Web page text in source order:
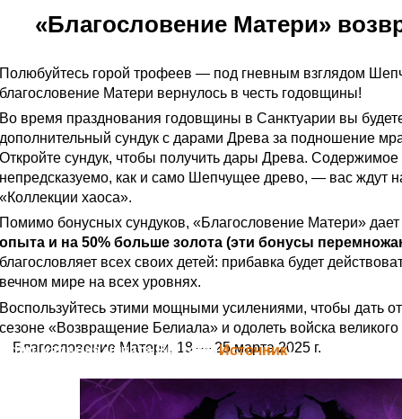
«Благословение Матери»
Полюбуйтесь горой трофеев — под гневным взглядом
благословение Матери вернулось в честь годовщины!
Во время празднования годовщины в Санктуарии вы
дополнительный сундук с дарами Древа за подношение
Откройте сундук, чтобы получить дары Древа. Содержимое
непредсказуемо, как и само Шепчущее древо, — вас ждут
«Коллекции хаоса».
Помимо бонусных сундуков, «Благословение Матери» дает
опыта и на 50% больше золота (эти бонусы
благословляет всех своих детей: прибавка будет
вечном мире на всех уровнях.
Воспользуйтесь этими мощными усилениями, чтобы дать
сезоне «Возвращение Белиала» и одолеть войска
Благословение Матери, 18 — 25 марта 2025 г.
Официальная цитата Blizzard (Источник)